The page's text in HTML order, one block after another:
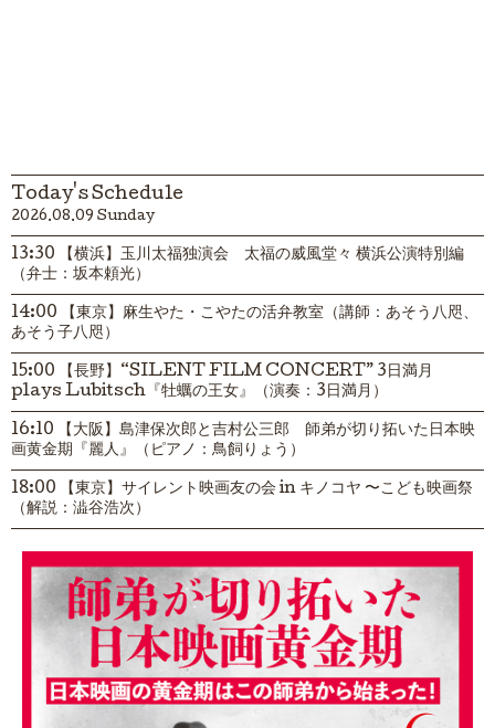
Today's Schedule
2026.08.09 Sunday
13:30 【横浜】玉川太福独演会 太福の威風堂々 横浜公演特別編
（弁士：坂本頼光）
14:00 【東京】麻生やた・こやたの活弁教室（講師：あそう八咫、
あそう子八咫）
15:00 【長野】“SILENT FILM CONCERT” 3日満月
plays Lubitsch『牡蠣の王女』（演奏：3日満月）
16:10 【大阪】島津保次郎と吉村公三郎 師弟が切り拓いた日本映
画黄金期『麗人』（ピアノ：鳥飼りょう）
18:00 【東京】サイレント映画友の会 in キノコヤ 〜こども映画祭
（解説：澁谷浩次）